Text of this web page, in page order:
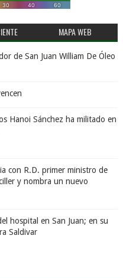
MAPA WEB
de San Juan William De Óleo
Hanoi Sánchez ha militado en
con R.D. primer ministro de
y nombra un nuevo
hospital en San Juan; en su
Saldivar